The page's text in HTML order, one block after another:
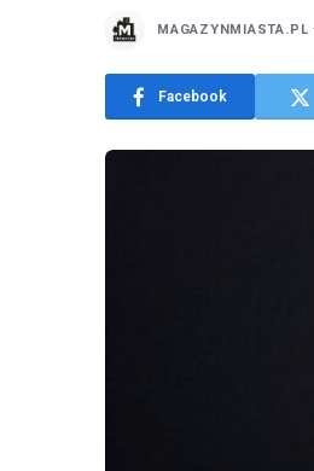
MAGAZYNMIASTA.PL
Facebook